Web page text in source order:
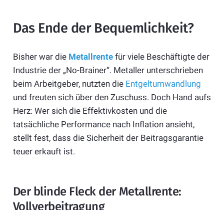
Das Ende der Bequemlichkeit?
Bisher war die Metallrentefür viele Beschäftigte der
Industrie der „No-Brainer“. Metaller unterschrieben
beim Arbeitgeber, nutzten die Entgeltumwandlung
und freuten sich über den Zuschuss. Doch Hand aufs
Herz: Wer sich die Effektivkosten und die
tatsächliche Performance nach Inflation ansieht,
stellt fest, dass die Sicherheit der Beitragsgarantie
teuer erkauft ist.
Der blinde Fleck der Metallrente:
Vollverbeitragung